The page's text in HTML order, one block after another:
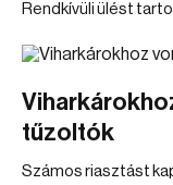
Rendkívüli ülést
tűzoltók
Számos riasztást